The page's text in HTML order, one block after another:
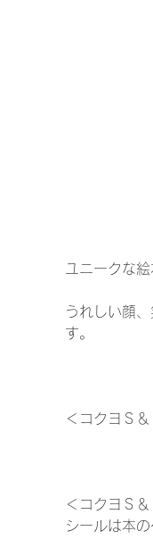
ユニークな
うれしい顔
す。
＜コクヨＳ
＜コクヨＳ
シールは本